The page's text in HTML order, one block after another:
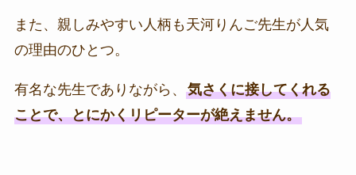
また、親しみやすい人柄も天河りんご先生が人気
の理由のひとつ。
有名な先生でありながら、 気さくに接してくれる
ことで、とにかくリピーターが絶えません。